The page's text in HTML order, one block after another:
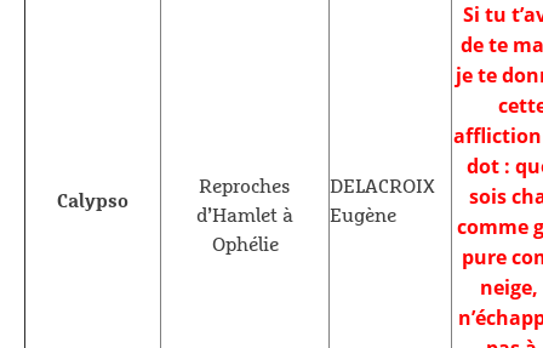
Calypso
Reproches
d’Hamlet à
Ophélie
DELACROIX
Eugène
Si tu
de te
je te
dot :
sois
comme
pure